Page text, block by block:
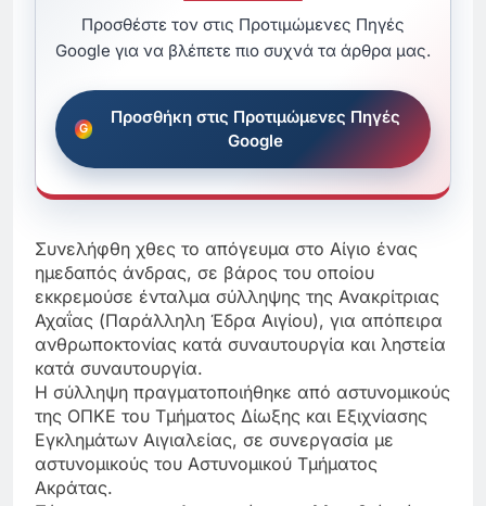
Προσθέστε τον στις Προτιμώμενες Πηγές
Google για να βλέπετε πιο συχνά τα άρθρα μας.
Προσθήκη στις Προτιμώμενες Πηγές
Google
Συνελήφθη χθες το απόγευμα στο Αίγιο ένας
ημεδαπός άνδρας, σε βάρος του οποίου
εκκρεμούσε ένταλμα σύλληψης της Ανακρίτριας
Αχαΐας (Παράλληλη Έδρα Αιγίου), για απόπειρα
ανθρωποκτονίας κατά συναυτουργία και ληστεία
κατά συναυτουργία.
Η σύλληψη πραγματοποιήθηκε από αστυνομικούς
της ΟΠΚΕ του Τμήματος Δίωξης και Εξιχνίασης
Εγκλημάτων Αιγιαλείας, σε συνεργασία με
αστυνομικούς του Αστυνομικού Τμήματος
Ακράτας.